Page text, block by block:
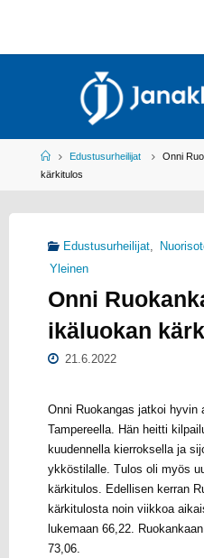
AN
RY
HomeEdustusurheilijat
Onni
kärkitulos
Edustusurheilijat,
Yleinen
Onni
ikäluokan
21.6.2022
Onni Ruokangas jatkoi hyvin
Tampereella. Hän heitti
kuudennella kierroksella ja
ykköstilalle. Tulos oli myös
kärkitulos. Edellisen kerran
kärkitulosta noin viikkoa
lukemaan 66,22.
73,06.